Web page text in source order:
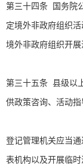
第三十四条 国务院
定境外非政府组织
境外非政府组织开展
第三十五条 县级以
供政策咨询、活动指
登记管理机关应当
表机构以及开展临时